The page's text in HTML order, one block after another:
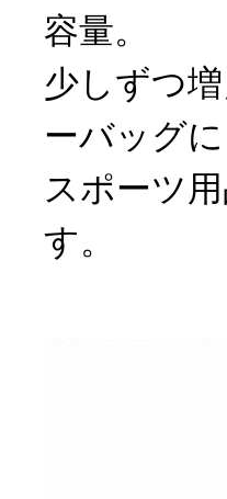
容量。
少しずつ
ーバッグ
スポーツ
す。